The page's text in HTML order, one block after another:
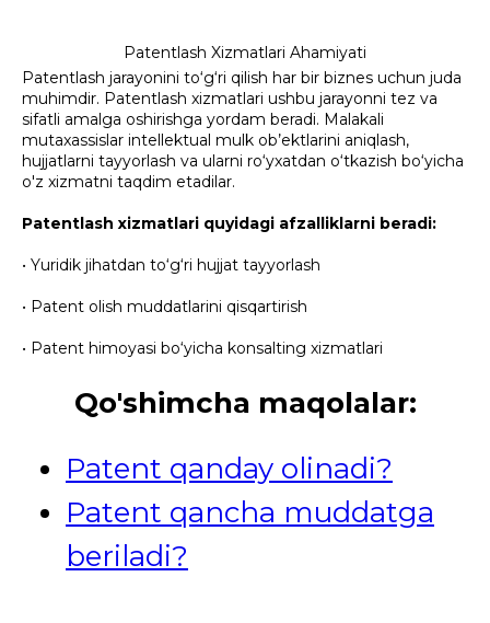
Patentlash Xizmatlari Ahamiyati
Patentlash jarayonini to‘g‘ri qilish har bir biznes uchun juda
muhimdir. Patentlash xizmatlari ushbu jarayonni tez va
sifatli amalga oshirishga yordam beradi. Malakali
mutaxassislar intellektual mulk ob’ektlarini aniqlash,
hujjatlarni tayyorlash va ularni ro‘yxatdan o‘tkazish bo‘yicha
o'z xizmatni taqdim etadilar.
Patentlash xizmatlari quyidagi afzalliklarni beradi:
• Yuridik jihatdan to‘g‘ri hujjat tayyorlash
• Patent olish muddatlarini qisqartirish
• Patent himoyasi bo‘yicha konsalting xizmatlari
Qo'shimcha maqolalar:
Patent qanday olinadi?
Patent qancha muddatga
beriladi?